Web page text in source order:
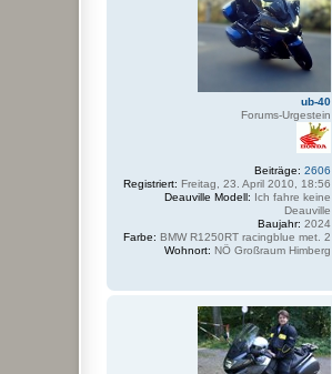
ub-40
Forums-Urgestein
Beiträge: 2606
Registriert: Freitag, 23. April 2010, 18:56
Deauville Modell: Ich fahre keine
Deauville
Baujahr: 2024
Farbe: BMW R1250RT racingblue met. 2
Wohnort: NÖ Großraum Himberg